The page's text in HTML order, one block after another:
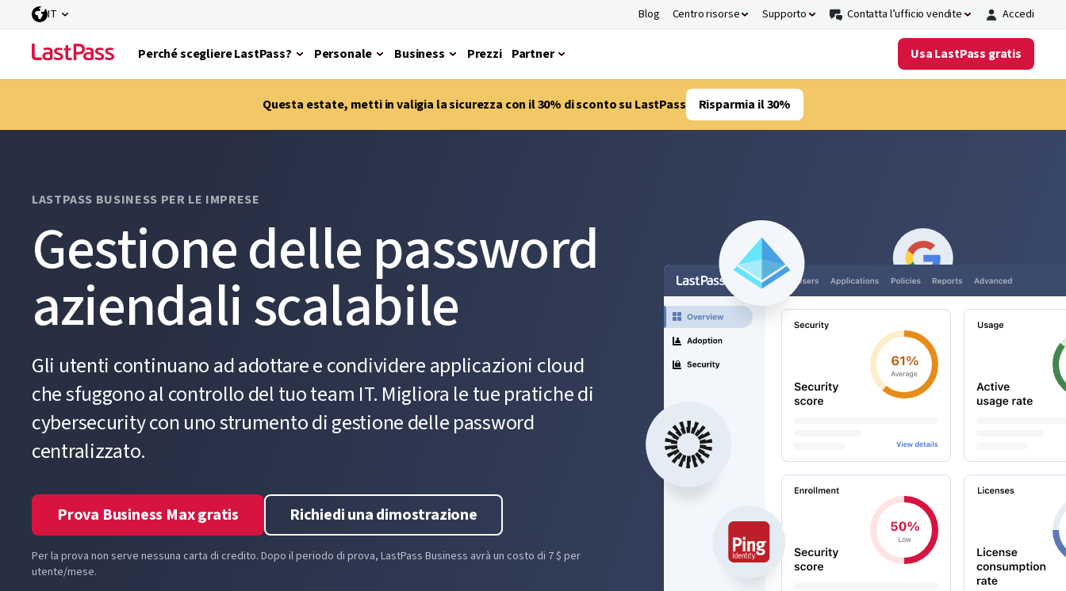
IT Blog Centro risorse Supporto Contatta l’ufficio vendite Accedi
Perché scegliere LastPass? Personale Business Prezzi Partner Usa LastPass gratis
Questa estate, metti in valigia la sicurezza con il 30% di sconto su LastPass Risparmia il 30%
LASTPASS BUSINESS PER LE IMPRESE
Gestione delle password
aziendali scalabile
Gli utenti continuano ad adottare e condividere applicazioni cloud
che sfuggono al controllo del tuo team IT. Migliora le tue pratiche di
cybersecurity con uno strumento di gestione delle password
centralizzato.
Prova Business Max gratis Richiedi una dimostrazione
Per la prova non serve nessuna carta di credito. Dopo il periodo di prova, LastPass Business avrà un costo di 7 $ per
utente/mese.